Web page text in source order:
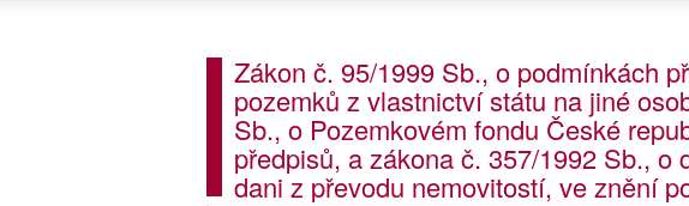
Zákon č. 95/1999 Sb., o podmínkách
pozemků z vlastnictví státu na jiné
Sb., o Pozemkovém fondu České
předpisů, a zákona č. 357/1992 Sb., o
dani z převodu nemovitostí, ve znění